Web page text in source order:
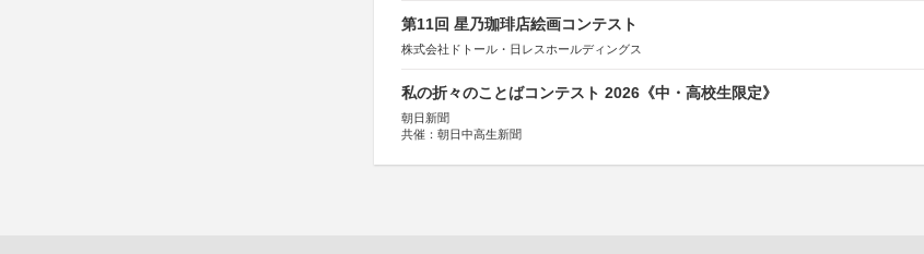
第11回 星乃珈琲店絵画コンテスト
株式会社ドトール・日レスホールディングス
私の折々のことばコンテスト 2026《中・高校生限定》
朝日新聞
共催：朝日中高生新聞